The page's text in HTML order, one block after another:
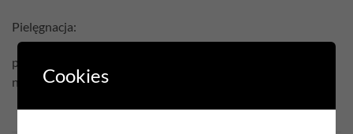
Pielęgnacja:
prać w temperaturze 30°C
nie czyścić chemicznie
Cookies